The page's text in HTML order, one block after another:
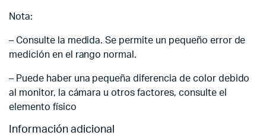
Nota:
– Consulte la medida. Se permite un pequeño error de
medición en el rango normal.
– Puede haber una pequeña diferencia de color debido
al monitor, la cámara u otros factores, consulte el
elemento físico
Información adicional